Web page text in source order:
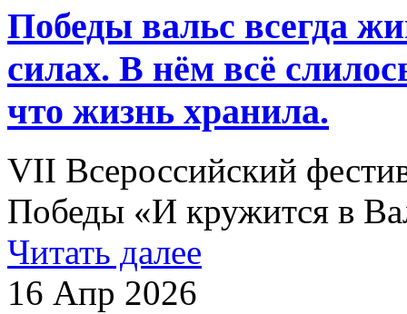
Победы вальс всегда
силах. В нём всё
что жизнь хранила.
VII Всероссийский
Победы «И кружится в
Читать далее
16 Апр 2026